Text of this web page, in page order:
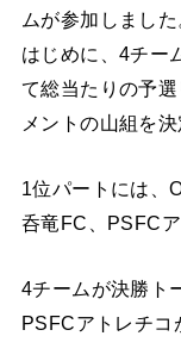
ムが参加しました
はじめに、4チー
て総当たりの予
メントの山組を決
1位パートには、
呑竜FC、PSFC
4チームが決勝ト
PSFCアトレチコ